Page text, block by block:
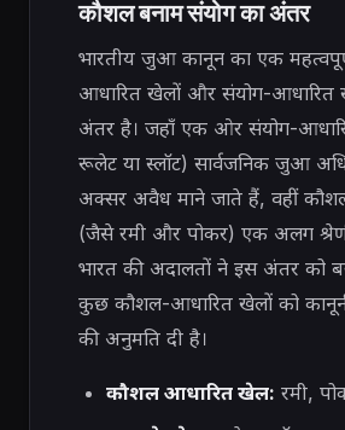
कौशल बनाम संयोग का अंतर
भारतीय जुआ कानून का एक
आधारित खेलों और संयोग-आधारित
अंतर है। जहाँ एक ओर संयोग-
रूलेट या स्लॉट) सार्वजनिक जुआ
अक्सर अवैध माने जाते हैं, वहीं
(जैसे रमी और पोकर) एक अलग
भारत की अदालतों ने इस अंतर को
कुछ कौशल-आधारित खेलों को
की अनुमति दी है।
कौशल आधारित खेल: रमी,